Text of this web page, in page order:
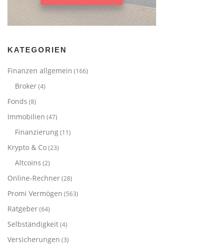
KATEGORIEN
Finanzen allgemein (166)
Broker(4)
Fonds (8)
Immobilien (47)
Finanzierung(11)
Krypto & Co(23)
Altcoins (2)
Online-Rechner(28)
Promi Vermögen (563)
Ratgeber(64)
Selbständigkeit(4)
Versicherungen (3)